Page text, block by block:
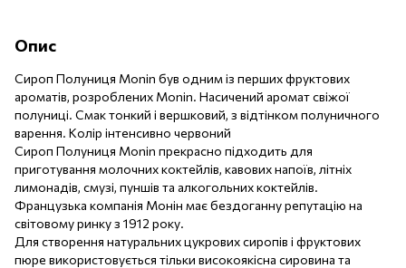
Опис
Сироп Полуниця Monin був одним із перших фруктових
ароматів, розроблених Monin. Насичений аромат свіжої
полуниці. Смак тонкий і вершковий, з відтінком полуничного
варення. Колір інтенсивно червоний
Сироп Полуниця Monin прекрасно підходить для
приготування молочних коктейлів, кавових напоїв, літніх
лимонадів, смузі, пуншів та алкогольних коктейлів.
Французька компанія Монін має бездоганну репутацію на
світовому ринку з 1912 року.
Для створення натуральних цукрових сиропів і фруктових
пюре використовується тільки високоякісна сировина та